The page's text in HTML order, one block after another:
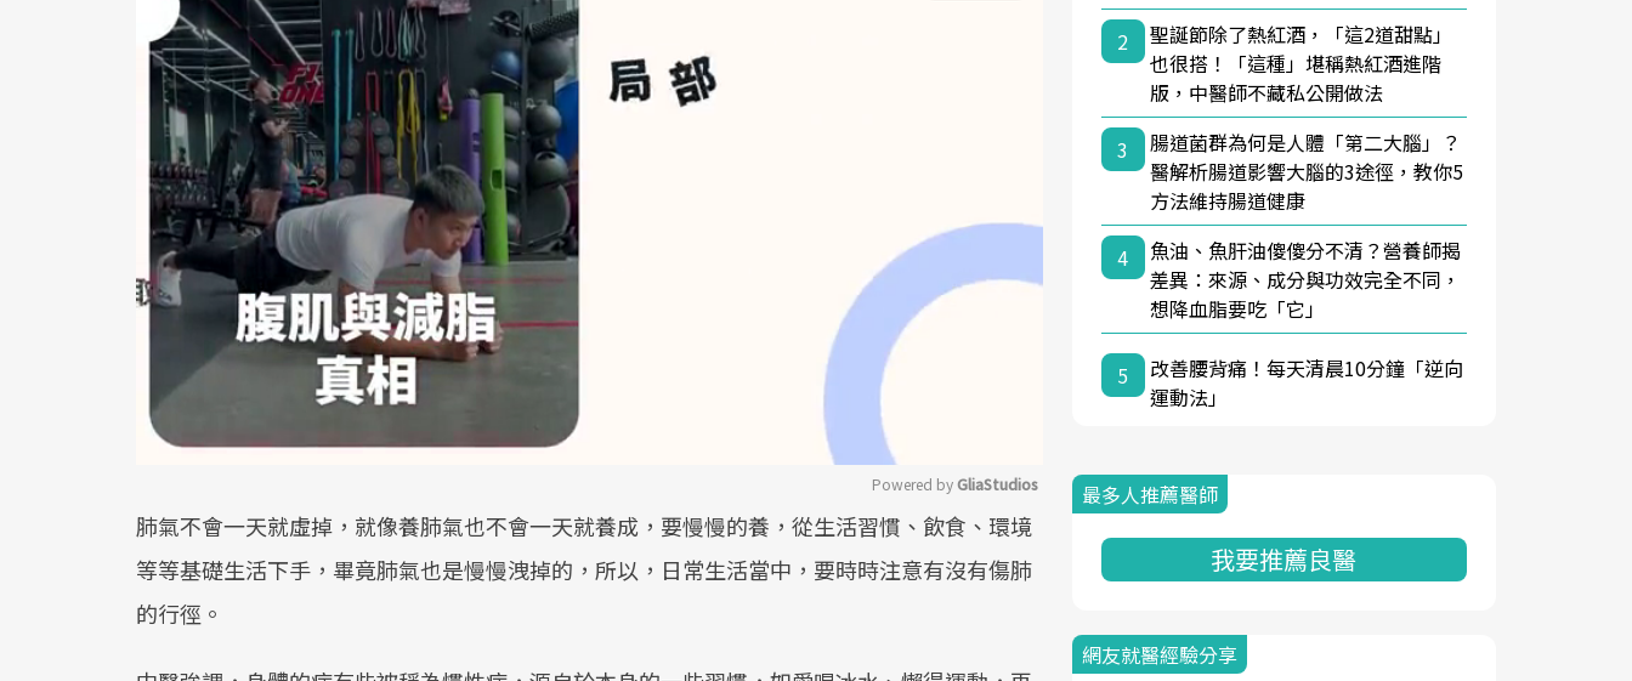
Mute
Powered by GliaStudios
肺氣不會一天就虛掉，就像養肺氣也不會一天就養成，要慢慢的養，從生活習慣、飲食、環境
等等基礎生活下手，畢竟肺氣也是慢慢洩掉的，所以，日常生活當中，要時時注意有沒有傷肺
的行徑。
2
聖誕節除了熱紅酒，「這2道甜點」
也很搭！「這種」堪稱熱紅酒進階
版，中醫師不藏私公開做法
3
腸道菌群為何是人體「第二大腦」？
醫解析腸道影響大腦的3途徑，教你5
方法維持腸道健康
4
魚油、魚肝油傻傻分不清？營養師揭
差異：來源、成分與功效完全不同，
想降血脂要吃「它」
5
改善腰背痛！每天清晨10分鐘「逆向
運動法」
最多人推薦醫師
我要推薦良醫
網友就醫經驗分享